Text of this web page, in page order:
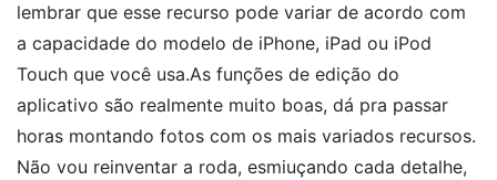
lembrar que esse recurso pode variar de acordo com
a capacidade do modelo de iPhone, iPad ou iPod
Touch que você usa.As funções de edição do
aplicativo são realmente muito boas, dá pra passar
horas montando fotos com os mais variados recursos.
Não vou reinventar a roda, esmiuçando cada detalhe,